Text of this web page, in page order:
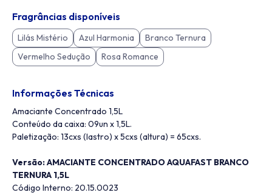
Fragrâncias disponíveis
Lilás Mistério Azul Harmonia
Branco Ternura
Vermelho Sedução
Rosa Romance
Informações Técnicas
Amaciante Concentrado 1,5L
Conteúdo da caixa: 09un x 1,5L.
Paletização: 13cxs (lastro) x 5cxs (altura) = 65cxs.
Versão: AMACIANTE CONCENTRADO AQUAFAST BRANCO
TERNURA 1,5L
Código Interno: 20.15.0023